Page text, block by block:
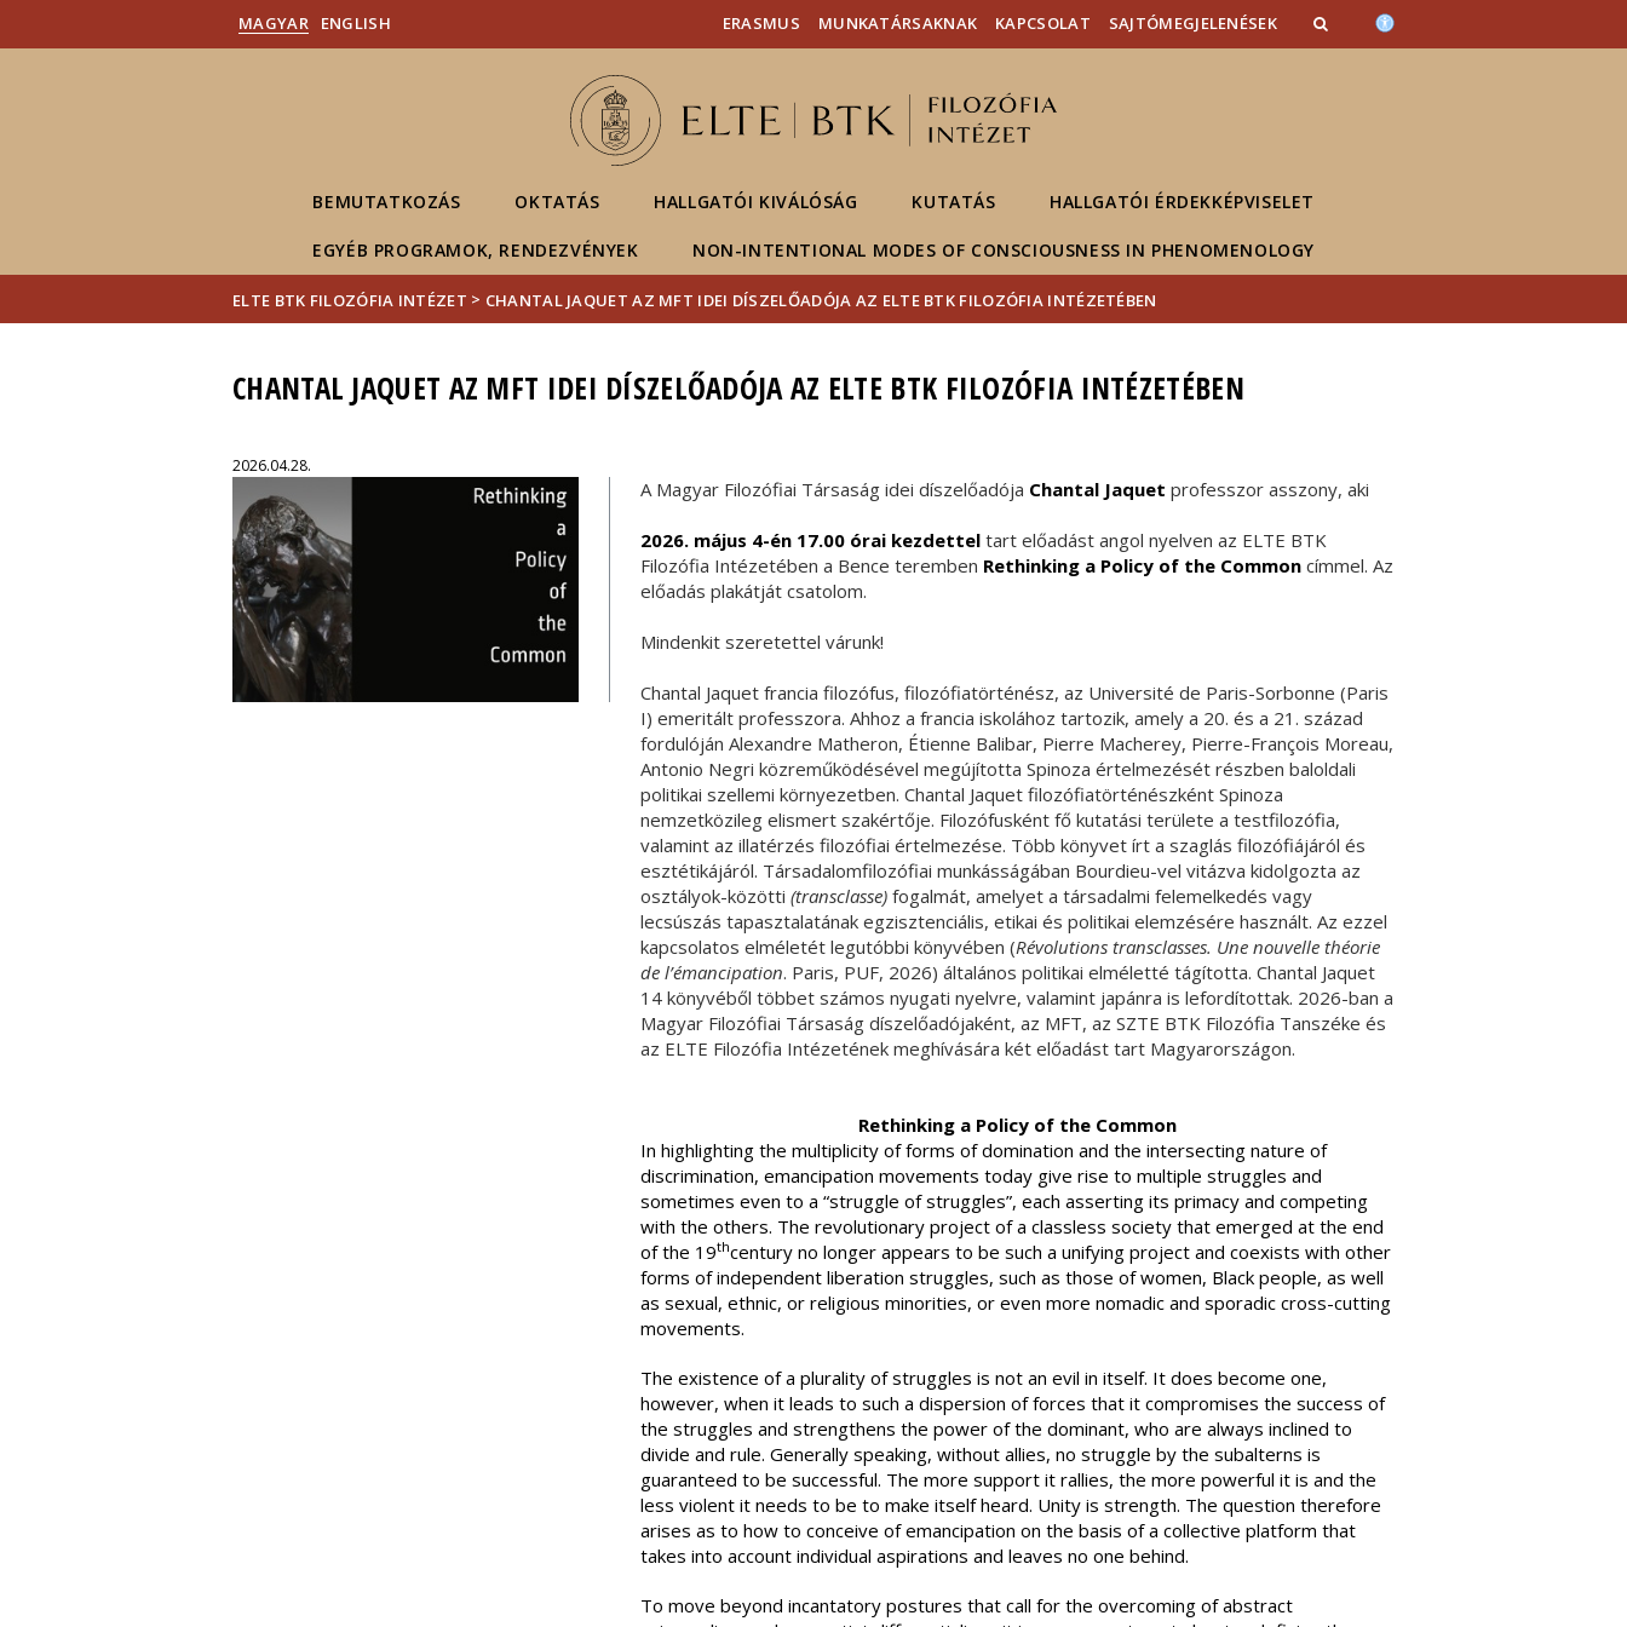
Hírek
Események
ELTE a
MAGYAR ENGLISH ERASMUS MUNKATÁRSAKNAK KAPCSOLAT SAJTÓMEGJELENÉSEK
BEMUTATKOZÁS OKTATÁS HALLGATÓI KIVÁLÓSÁG KUTATÁS HALLGATÓI ÉRDEKKÉPVISELET
EGYÉB PROGRAMOK, RENDEZVÉNYEK NON-INTENTIONAL MODES OF CONSCIOUSNESS IN PHENOMENOLOGY
ELTE BTK FILOZÓFIA INTÉZET > CHANTAL JAQUET AZ MFT IDEI DÍSZELŐADÓJA AZ ELTE BTK FILOZÓFIA INTÉZETÉBEN
CHANTAL JAQUET AZ MFT IDEI DÍSZELŐADÓJA AZ ELTE BTK FILOZÓFIA INTÉZETÉBEN
2026.04.28.
A Magyar Filozófiai Társaság idei díszelőadója Chantal Jaquet professzor asszony, aki
2026. május 4-én 17.00 órai kezdetteltart előadást angol nyelven az ELTE BTK
Filozófia Intézetében a Bence teremben Rethinking a Policy of the Commoncímmel. Az
előadás plakátját csatolom.
Mindenkit szeretettel várunk!
Chantal Jaquet francia filozófus, filozófiatörténész, az Université de Paris-Sorbonne (Paris
I) emeritált professzora. Ahhoz a francia iskolához tartozik, amely a 20. és a 21. század
fordulóján Alexandre Matheron, Étienne Balibar, Pierre Macherey, Pierre-François Moreau,
Antonio Negri közreműködésével megújította Spinoza értelmezését részben baloldali
politikai szellemi környezetben. Chantal Jaquet filozófiatörténészként Spinoza
nemzetközileg elismert szakértője. Filozófusként fő kutatási területe a testfilozófia,
valamint az illatérzés filozófiai értelmezése. Több könyvet írt a szaglás filozófiájáról és
esztétikájáról. Társadalomfilozófiai munkásságában Bourdieu-vel vitázva kidolgozta az
osztályok-közötti (transclasse)fogalmát, amelyet a társadalmi felemelkedés vagy
lecsúszás tapasztalatának egzisztenciális, etikai és politikai elemzésére használt. Az ezzel
kapcsolatos elméletét legutóbbi könyvében (Révolutions transclasses. Une nouvelle théorie
de l’émancipation. Paris, PUF, 2026) általános politikai elméletté tágította. Chantal Jaquet
14 könyvéből többet számos nyugati nyelvre, valamint japánra is lefordítottak. 2026-ban a
Magyar Filozófiai Társaság díszelőadójaként, az MFT, az SZTE BTK Filozófia Tanszéke és
az ELTE Filozófia Intézetének meghívására két előadást tart Magyarországon.
Rethinking a Policy of the Common
In highlighting the multiplicity of forms of domination and the intersecting nature of
discrimination, emancipation movements today give rise to multiple struggles and
sometimes even to a “struggle of struggles”, each asserting its primacy and competing
with the others. The revolutionary project of a classless society that emerged at the end
of the 19thcentury no longer appears to be such a unifying project and coexists with other
forms of independent liberation struggles, such as those of women, Black people, as well
as sexual, ethnic, or religious minorities, or even more nomadic and sporadic cross-cutting
movements.
The existence of a plurality of struggles is not an evil in itself. It does become one,
however, when it leads to such a dispersion of forces that it compromises the success of
the struggles and strengthens the power of the dominant, who are always inclined to
divide and rule. Generally speaking, without allies, no struggle by the subalterns is
guaranteed to be successful. The more support it rallies, the more powerful it is and the
less violent it needs to be to make itself heard. Unity is strength. The question therefore
arises as to how to conceive of emancipation on the basis of a collective platform that
takes into account individual aspirations and leaves no one behind.
To move beyond incantatory postures that call for the overcoming of abstract